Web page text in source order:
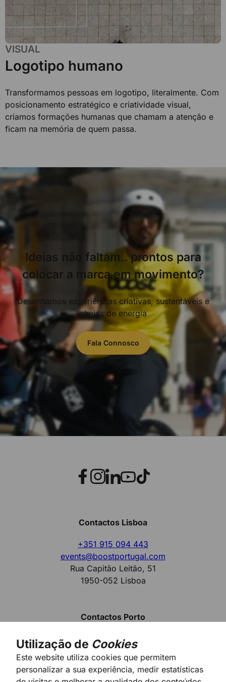
VISUAL
Logotipo humano
Transformamos pessoas em logotipo, literalmente. Com
posicionamento estratégico e criatividade visual,
criamos formações humanas que chamam a atenção e
ficam na memória de quem passa.
Ideias não faltam.. prontos para
colocar a marca em movimento?
Desenhamos experiências criativas, sustentáveis e
cheias de energia
Fala Connosco
Contactos Lisboa
+351 915 094 443
events@boostportugal.com
Rua Capitão Leitão, 51
1950-052 Lisboa
Contactos Porto
+351 915 094 443
events@boostportugal.com
Rua Alexandre Herculano, 251
4000-053 Porto
Utilização de Cookies
Este website utiliza cookies que permitem
personalizar a sua experiência, medir estatísticas